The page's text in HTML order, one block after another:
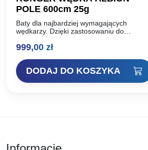
POLE 600cm 25g
Baty dla najbardziej wymagających
wędkarzy. Dzięki zastosowaniu do
ciśnieniem 40 ton, wędziska albion
szczytową akcję oraz nieporównywalną…
999,00 zł
DODAJ DO KOSZYKA